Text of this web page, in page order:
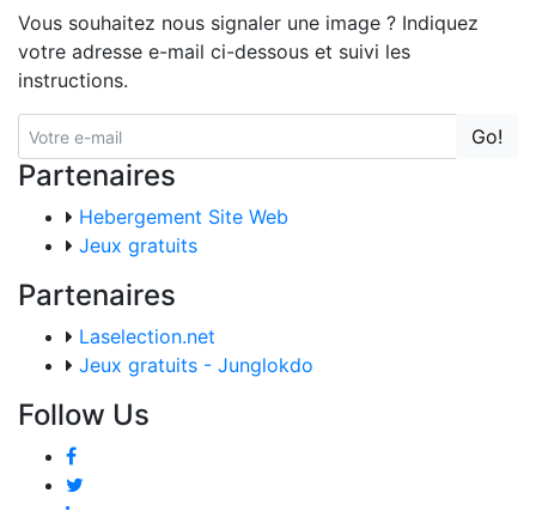
Vous souhaitez nous signaler une image ? Indiquez
votre adresse e-mail ci-dessous et suivi les
instructions.
Go!
Partenaires
Hebergement Site Web
Jeux gratuits
Partenaires
Laselection.net
Jeux gratuits - Junglokdo
Follow Us